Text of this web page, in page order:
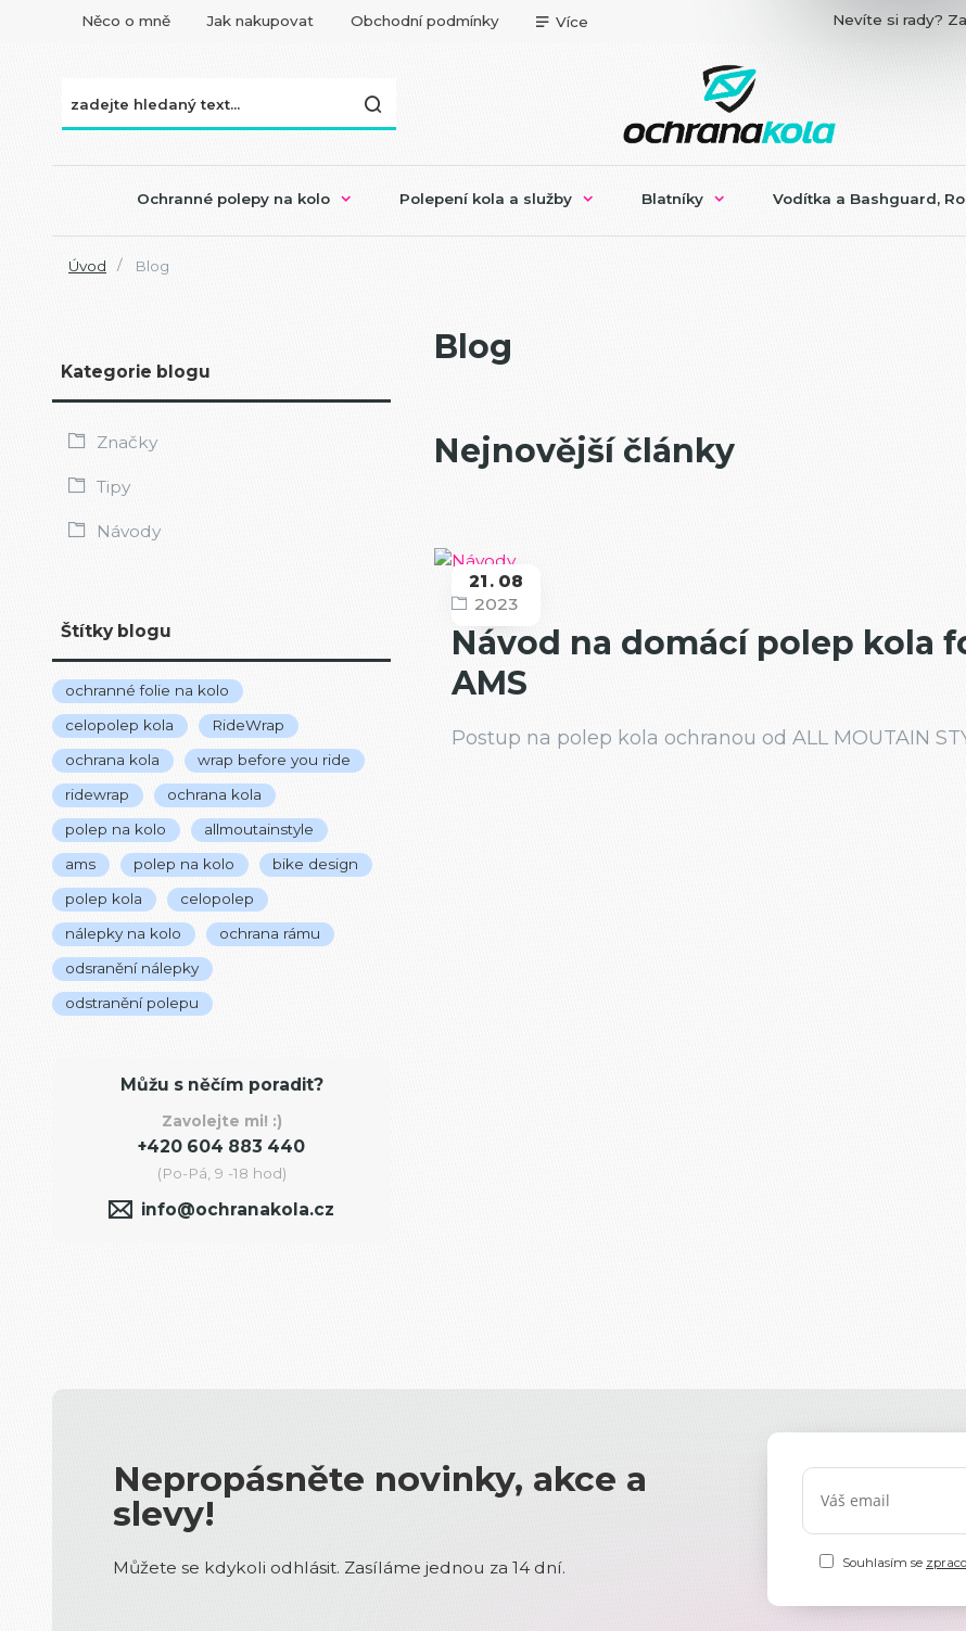
Něco o mně Jak nakupovat Obchodní podmínky Více Nevíte si rady?
Ochranné polepy na kolo Polepení kola a služby Blatníky Vodítka a Bashguard,
Úvod Blog
Kategorie blogu
Značky
Tipy
Návody
Štítky blogu
ochranné folie na kolo
celopolep kola
RideWrap
ochrana kola
wrap before you ride
ridewrap
ochrana kola
polep na kolo
allmoutainstyle
ams
polep na kolo
bike design
polep kola
celopolep
nálepky na kolo
ochrana rámu
odsranění nálepky
odstranění polepu
Můžu s něčím poradit?
Zavolejte mi! :)
+420 604 883 440
(Po-Pá, 9 -18 hod)
info@ochranakola.cz
Blog
Nejnovější články
Návod na domácí polep kola
AMS
21
08
2023
Návody
Postup na polep kola ochranou od ALL MOUTAIN
Nepropásněte novinky, akce a
slevy!
Můžete se kdykoli odhlásit. Zasíláme jednou za 14 dní. Souhlasím se